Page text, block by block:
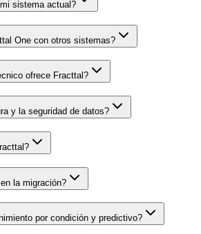
sistema actual?
One con otros sistemas?
ofrece Fracttal?
y la seguridad de datos?
la migración?
por condición y predictivo?